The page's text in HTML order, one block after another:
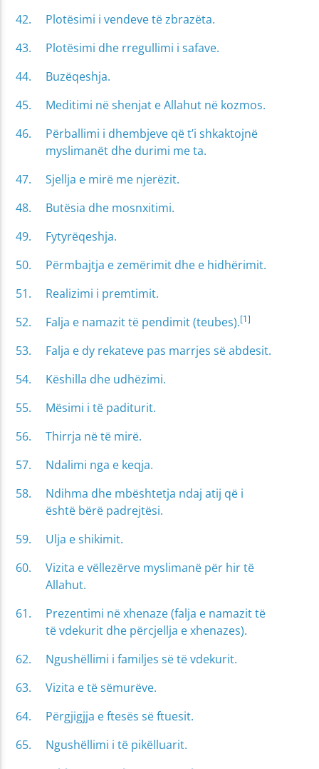
Plotësimi i vendeve të zbrazëta.
Plotësimi dhe rregullimi i safave.
Buzëqeshja.
Meditimi në shenjat e Allahut në kozmos.
Përballimi i dhembjeve që t’i shkaktojnë
myslimanët dhe durimi me ta.
Sjellja e mirë me njerëzit.
Butësia dhe mosnxitimi.
Fytyrëqeshja.
Përmbajtja e zemërimit dhe e hidhërimit.
Realizimi i premtimit.
Falja e namazit të pendimit (teubes).[1]
Falja e dy rekateve pas marrjes së abdesit.
Këshilla dhe udhëzimi.
Mësimi i të paditurit.
Thirrja në të mirë.
Ndalimi nga e keqja.
Ndihma dhe mbështetja ndaj atij që i
është bërë padrejtësi.
Ulja e shikimit.
Vizita e vëllezërve myslimanë për hir të
Allahut.
Prezentimi në xhenaze (falja e namazit të
të vdekurit dhe përcjellja e xhenazes).
Ngushëllimi i familjes së të vdekurit.
Vizita e të sëmurëve.
Përgjigjja e ftesës së ftuesit.
Ngushëllimi i të pikëlluarit.